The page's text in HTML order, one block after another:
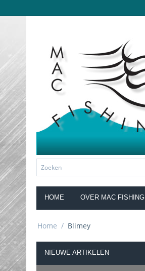
HOME OVER MAC FISHING
Home / Blimey
NIEUWE ARTIKELEN